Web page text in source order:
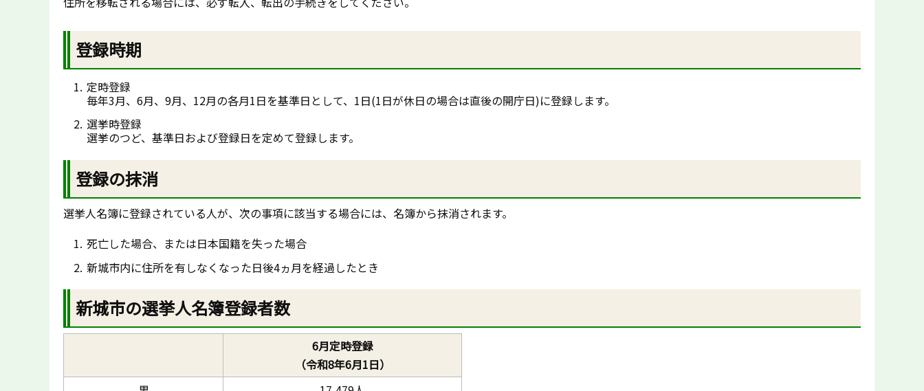
登録時期
定時登録
毎年3月、6月、9月、12月の各月1日を基準日として、1日(1日が休日の場合は直後の開庁日)に登録します。
選挙時登録
選挙のつど、基準日および登録日を定めて登録します。
登録の抹消
選挙人名簿に登録されている人が、次の事項に該当する場合には、名簿から抹消されます。
死亡した場合、または日本国籍を失った場合
新城市内に住所を有しなくなった日後4ヵ月を経過したとき
新城市の選挙人名簿登録者数
6月定時登録
（令和8年6月1日）